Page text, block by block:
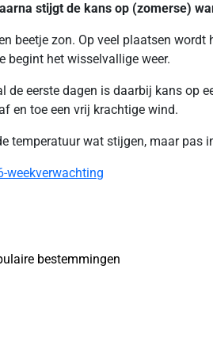
stijgt de kans op (zomerse)
beetje zon. Op veel plaatsen
begint het wisselvallige weer.
eerste dagen is daarbij kans
en toe een vrij krachtige wind.
temperatuur wat stijgen, maar pas
weekverwachting
bestemmingen